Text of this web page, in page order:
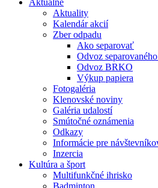
Aktuálne
Aktuality
Kalendár akcií
Zber odpadu
Ako separovať
Odvoz
Odvoz BRKO
Výkup papiera
Fotogaléria
Klenovské noviny
Galéria udalostí
Smútočné oznámenia
Odkazy
Informácie pre
Inzercia
Kultúra a šport
Multifunkčné ihrisko
Badminton